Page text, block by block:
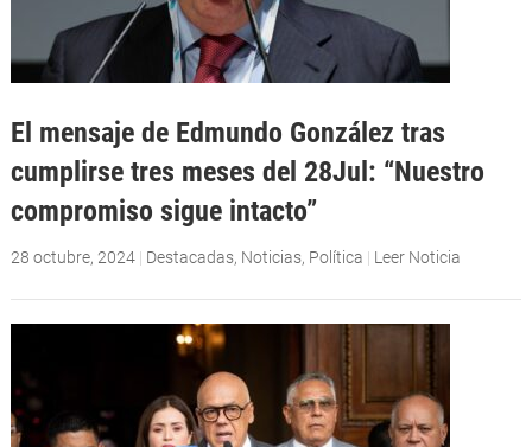
El mensaje de Edmundo González tras
cumplirse tres meses del 28Jul: “Nuestro
compromiso sigue intacto”
28 octubre, 2024| Destacadas, Noticias, Política | Leer Noticia